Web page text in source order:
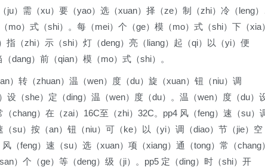
ju）需（xu）要（yao）选（xuan）择（ze）制（zhi）冷（leng）
）式（shi）。每（mei）个（ge）模（mo）式（shi）下（xia）
（zhi）示（shi）灯（deng）亮（liang）起（qi）以（yi）便
dang）前（qian）模（mo）式（shi）。
）转（zhuan）温（wen）度（du）旋（xuan）钮（niu）调
设（she）定（ding）温（wen）度（du）。温（wen）度（du）
chang）在（zai）16C至（zhi）32C。pp4 风（feng）速（su）
（su）按（an）钮（niu）可（ke）以（yi）调（diao）节（jie）空
（feng）速（su）选（xuan）项（xiang）通（tong）常（chang）
）个（ge）等（deng）级（ji）。pp5 定（ding）时（shi）开